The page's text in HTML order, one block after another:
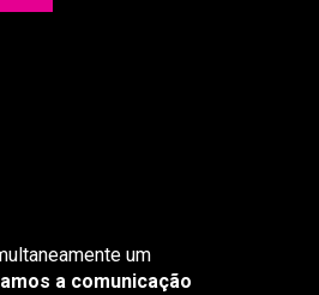
um
a comunicação